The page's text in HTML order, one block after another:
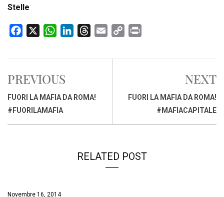
Stelle
c
b
o
o
W
a
s
A
p
n
d
r
d
a
p
i
PREVIOUS
FUORI LA MAFIA DA ROMA!
#FUORILAMAFIA
NEXT
FUORI LA MAFIA DA ROMA!
#MAFIACAPITALE
RELATED POST
Novembre 16, 2014